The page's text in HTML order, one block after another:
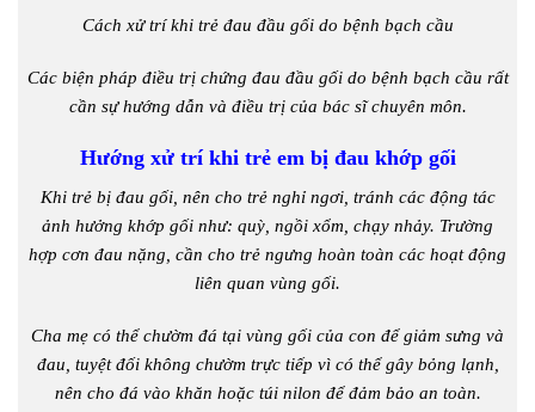
Cách xử trí khi trẻ đau đầu gối do bệnh bạch cầu
Các biện pháp điều trị chứng đau đầu gối do bệnh bạch cầu rất
cần sự hướng dẫn và điều trị của bác sĩ chuyên môn.
Hướng xử trí khi trẻ em bị đau khớp gối
Khi trẻ bị đau gối, nên cho trẻ nghỉ ngơi, tránh các động tác
ảnh hưởng khớp gối như: quỳ, ngồi xổm, chạy nhảy. Trường
hợp cơn đau nặng, cần cho trẻ ngưng hoàn toàn các hoạt động
liên quan vùng gối.
Cha mẹ có thể chườm đá tại vùng gối của con để giảm sưng và
đau, tuyệt đối không chườm trực tiếp vì có thể gây bỏng lạnh,
nên cho đá vào khăn hoặc túi nilon để đảm bảo an toàn.